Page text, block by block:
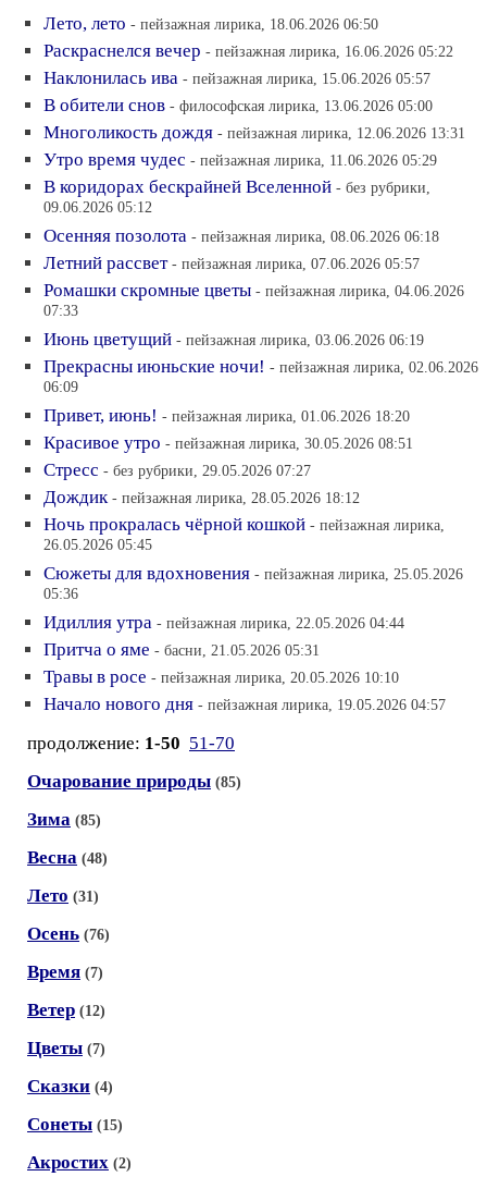
Лето, лето - пейзажная лирика, 18.06.2026 06:50
Раскраснелся вечер - пейзажная лирика, 16.06.2026 05:22
Наклонилась ива - пейзажная лирика, 15.06.2026 05:57
В обители снов - философская лирика, 13.06.2026 05:00
Многоликость дождя - пейзажная лирика, 12.06.2026 13:31
Утро время чудес - пейзажная лирика, 11.06.2026 05:29
В коридорах бескрайней Вселенной - без рубрики,
09.06.2026 05:12
Осенняя позолота - пейзажная лирика, 08.06.2026 06:18
Летний рассвет - пейзажная лирика, 07.06.2026 05:57
Ромашки скромные цветы - пейзажная лирика, 04.06.2026
07:33
Июнь цветущий - пейзажная лирика, 03.06.2026 06:19
Прекрасны июньские ночи! - пейзажная лирика, 02.06.2026
06:09
Привет, июнь! - пейзажная лирика, 01.06.2026 18:20
Красивое утро - пейзажная лирика, 30.05.2026 08:51
Стресс - без рубрики, 29.05.2026 07:27
Дождик - пейзажная лирика, 28.05.2026 18:12
Ночь прокралась чёрной кошкой - пейзажная лирика,
26.05.2026 05:45
Сюжеты для вдохновения - пейзажная лирика, 25.05.2026
05:36
Идиллия утра - пейзажная лирика, 22.05.2026 04:44
Притча о яме - басни, 21.05.2026 05:31
Травы в росе - пейзажная лирика, 20.05.2026 10:10
Начало нового дня - пейзажная лирика, 19.05.2026 04:57
продолжение: 1-50 51-70
Очарование природы (85)
Зима (85)
Весна (48)
Лето (31)
Осень (76)
Время (7)
Ветер (12)
Цветы (7)
Сказки (4)
Сонеты (15)
Акростих (2)